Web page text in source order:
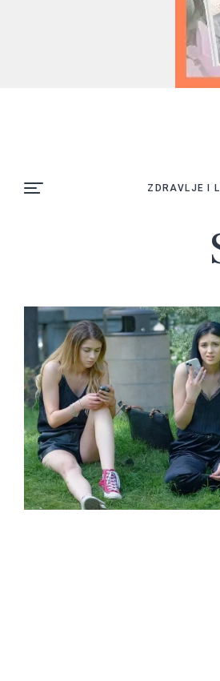
ZDRAVLJE I